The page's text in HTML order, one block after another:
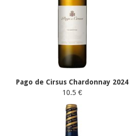
Pago de Cirsus Chardonnay 2024
10.5 €